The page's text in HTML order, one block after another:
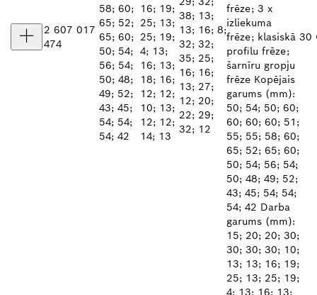
2 607 017
474
58; 60;
65; 52;
65; 60;
50; 54;
56; 54;
50; 48;
49; 52;
43; 45;
54; 54;
54; 42
16; 19;
25; 13;
25; 19;
4; 13;
16; 13;
18; 16;
12; 12;
10; 13;
12; 12;
14; 13
38; 13;
13; 16; 8;
32; 32;
35; 25;
16; 16;
13; 27;
12; 20;
22; 29;
32; 12
frēze; 3 x
izliekuma
frēze; klasiskā
profilu frēze;
šarnīru gropju
frēze Kopējais
garums (mm):
50; 54; 50; 60;
60; 60; 60; 51;
55; 55; 58; 60;
65; 52; 65; 60;
50; 54; 56; 54;
50; 48; 49; 52;
43; 45; 54; 54;
54; 42 Darba
garums (mm):
15; 20; 20; 30;
30; 30; 30; 10;
13; 13; 16; 19;
25; 13; 25; 19;
4; 13; 16; 13;
30